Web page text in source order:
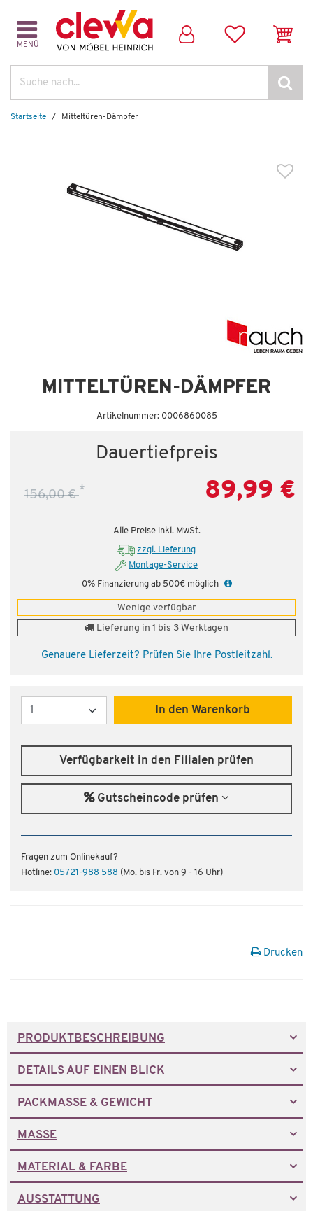
MENÜ
Startseite Mitteltüren-Dämpfer
MITTELTÜREN-DÄMPFER
Artikelnummer: 0006860085
Dauertiefpreis
156,00 €* 89,99 €
Alle Preise inkl. MwSt.
zzgl. Lieferung
Montage-Service
0% Finanzierung ab 500€ möglich
Wenige verfügbar
Lieferung in 1 bis 3 Werktagen
Genauere Lieferzeit? Prüfen Sie Ihre Postleitzahl.
Menge
In den Warenkorb
Verfügbarkeit in den Filialen prüfen
Gutscheincode prüfen
Fragen zum Onlinekauf?
Hotline: 05721-988 588 (Mo. bis Fr. von 9 - 16 Uhr)
Drucken
PRODUKTBESCHREIBUNG
DETAILS AUF EINEN BLICK
PACKMASSE & GEWICHT
MASSE
MATERIAL & FARBE
AUSSTATTUNG